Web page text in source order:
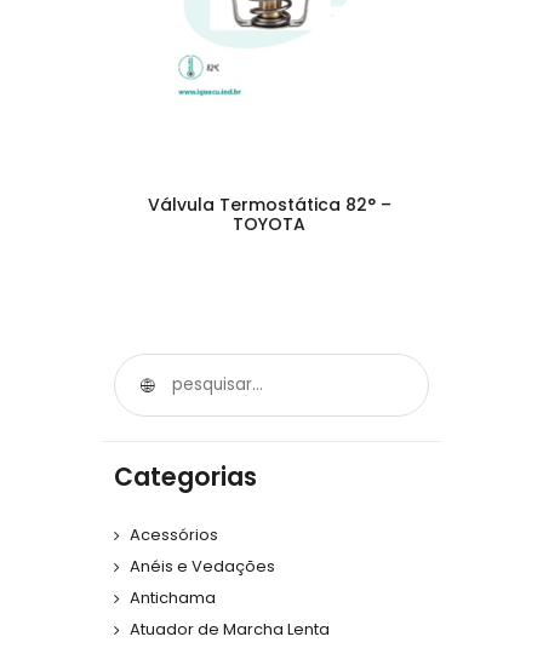
Válvula Termostática 82° –
TOYOTA
Categorias
Acessórios
Anéis e Vedações
Antichama
Atuador de Marcha Lenta